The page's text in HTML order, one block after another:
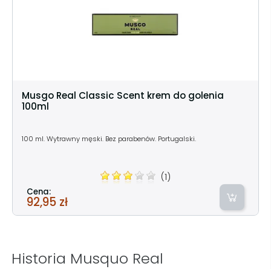
Musgo Real Classic Scent krem do golenia
100ml
100 ml. Wytrawny męski. Bez parabenów. Portugalski.
(1)
Cena:
92,95 zł
Historia Musquo Real